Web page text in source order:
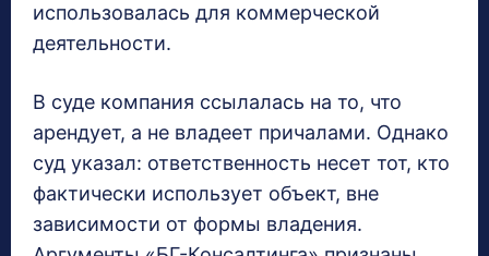
использовалась для коммерческой
деятельности.
В суде компания ссылалась на то, что
арендует, а не владеет причалами. Однако
суд указал: ответственность несет тот, кто
фактически использует объект, вне
зависимости от формы владения.